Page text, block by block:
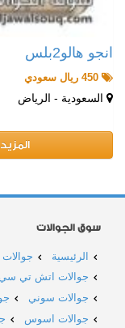
انجو هالو2بلس
السعودية - الرياض
سوق الجوالات
الرئيسية جوالات
جوالات اتش تي سي
جوالات سوني
جوالات اسوس